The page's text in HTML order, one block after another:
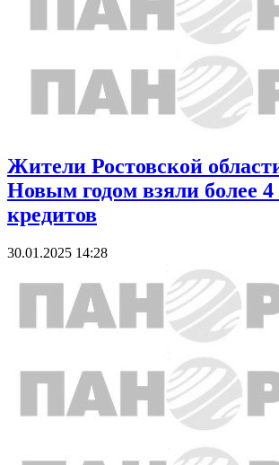
Жители Ростовской
Новым годом взяли более
кредитов
30.01.2025 14:28